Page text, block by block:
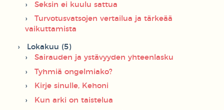
Seksin ei kuulu sattua
Turvotusvatsojen vertailua ja tärkeää
vaikuttamista
Lokakuu (5)
Sairauden ja ystävyyden yhteenlasku
Tyhmiä ongelmiako?
Kirje sinulle, Kehoni
Kun arki on taistelua